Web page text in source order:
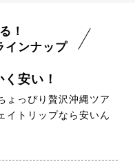
！
インナップ
く安い！
ょっぴり贅沢沖縄ツア
イトリップなら安いん